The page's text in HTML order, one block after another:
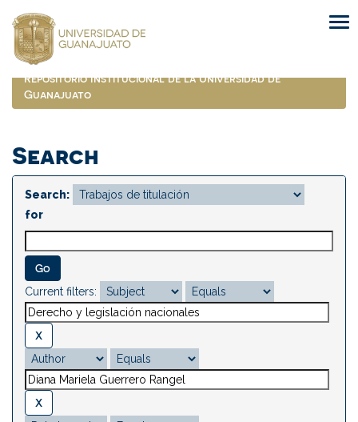
navigation
Repositorio Institucional de la Universidad de
Guanajuato
Search
Search:
for
Current filters: